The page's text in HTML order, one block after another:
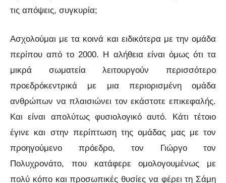
τις απόψεις, συγκυρία;
Ασχολούμαι με τα κοινά και ειδικότερα με την ομάδα
περίπου από το 2000. Η αλήθεια είναι όμως ότι τα
μικρά σωματεία λειτουργούν περισσότερο
προεδρόκεντρικά με μια περιορισμένη ομάδα
ανθρώπων να πλαισιώνει τον εκάστοτε επικεφαλής.
Και είναι απολύτως φυσιολογικό αυτό. Κάτι τέτοιο
έγινε και στην περίπτωση της ομάδας μας με τον
προηγούμενο πρόεδρο, τον Γιώργο τον
Πολυχρονάτο, που κατάφερε ομολογουμένως με
πολύ κόπο και προσωπικές θυσίες να φέρει τη Σάμη